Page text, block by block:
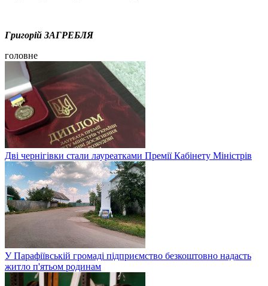
Григорій ЗАГРЕБЛЯ
головне
Дві чернігівки стали лауреатками Премії Кабінету Міністрів
У Парафіївській громаді підприємство безкоштовно надасть
житло п'ятьом родинам